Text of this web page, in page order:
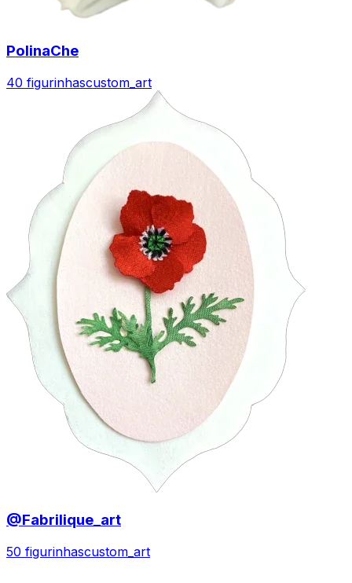
PolinaChe
40 figurinhascustom_art
@Fabrilique_art
50 figurinhascustom_art